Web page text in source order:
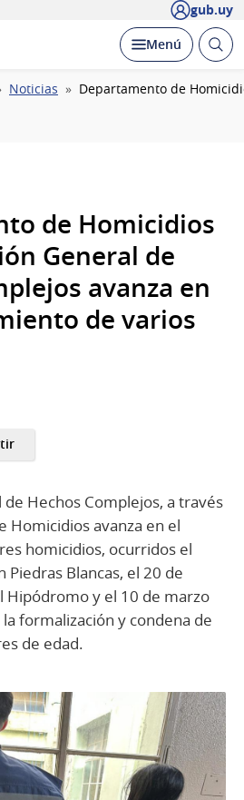
gub.uy
Desplegar
Menú Abrir
Noticias Departamento de
de Homicidios
General de
avanza en
de varios
de Hechos Complejos, a través
Homicidios avanza en el
homicidios, ocurridos el
Piedras Blancas, el 20 de
Hipódromo y el 10 de marzo
formalización y condena de
de edad.